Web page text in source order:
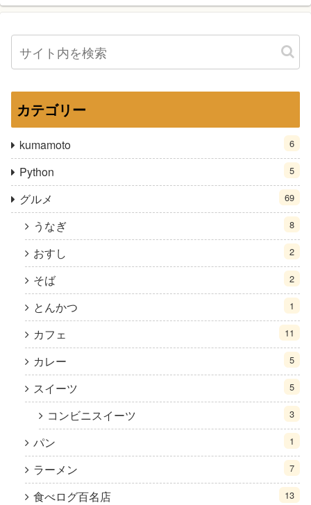
カテゴリー
kumamoto 6
Python 5
グルメ 69
うなぎ 8
おすし 2
そば 2
とんかつ 1
カフェ 11
カレー 5
スイーツ 5
コンビニスイーツ 3
パン 1
ラーメン 7
食べログ百名店 13